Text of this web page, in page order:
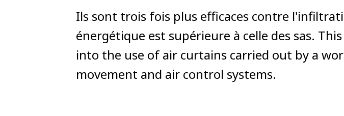
Ils sont trois fois plus efficaces contre
énergétique est supérieure à celle des sas.
into the use of air curtains carried out by a
movement and air control systems.